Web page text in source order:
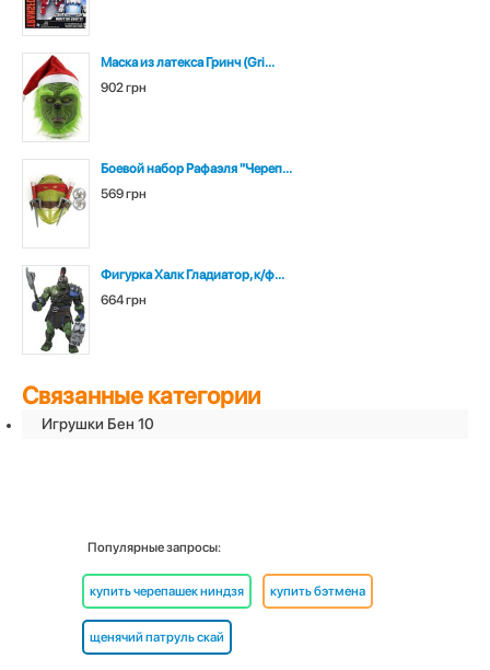
Маска из латекса Гринч (Gri...
902 грн
Боевой набор Рафаэля "Череп...
569 грн
Фигурка Халк Гладиатор, к/ф...
664 грн
Связанные категории
Игрушки Бен 10
Популярные запросы:
купить черепашек ниндзя купить бэтмена
щенячий патруль скай